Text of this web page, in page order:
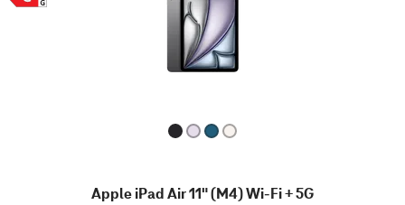
Apple iPad Air 11" (M4) Wi-Fi + 5G